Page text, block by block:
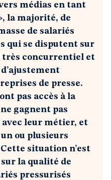
médias en tant
la majorité, de
de salariés
qui se disputent sur
très concurrentiel et
de presse.
pas accès à la
gagnent pas
leur métier, et
ou plusieurs
situation n’est
sur la qualité de
pressurisés